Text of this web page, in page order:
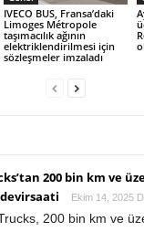
IVECO BUS, Fransa’daki
Limoges Métropole
taşımacılık ağının
elektriklendirilmesi için
sözleşmeler imzaladı
200 bin km ve
Ekim 14, 2025
200 bin km ve